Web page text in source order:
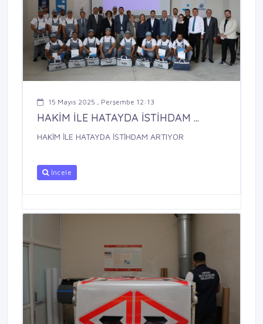
15 Mayıs 2025 , Perşembe 12:13
HAKİM İLE HATAYDA İSTİHDAM ...
HAKİM İLE HATAYDA İSTİHDAM ARTIYOR
İncele